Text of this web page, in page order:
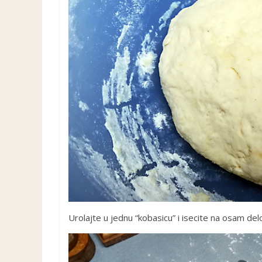
Urolajte u jednu “kobasicu” i isecite na osam